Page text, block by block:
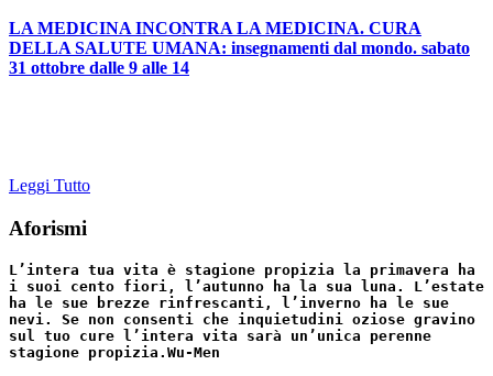
LA MEDICINA INCONTRA LA MEDICINA. CURA
DELLA SALUTE UMANA: insegnamenti dal mondo. sabato
31 ottobre dalle 9 alle 14
Leggi Tutto
Aforismi
L’intera tua vita è stagione propizia la primavera ha
i suoi cento fiori, l’autunno ha la sua luna. L’estate
ha le sue brezze rinfrescanti, l’inverno ha le sue
nevi. Se non consenti che inquietudini oziose gravino
sul tuo cure l’intera vita sarà un’unica perenne
stagione propizia. Wu-Men